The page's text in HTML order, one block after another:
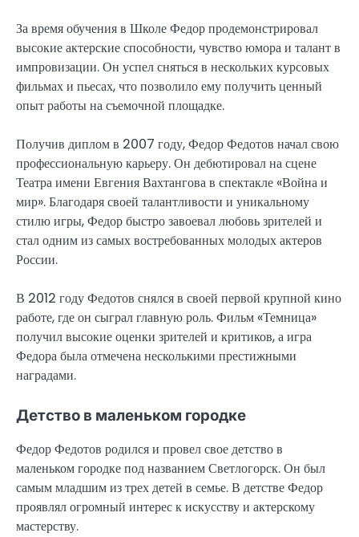
За время обучения в Школе Федор продемонстрировал
высокие актерские способности, чувство юмора и талант в
импровизации. Он успел сняться в нескольких курсовых
фильмах и пьесах, что позволило ему получить ценный
опыт работы на съемочной площадке.
Получив диплом в 2007 году, Федор Федотов начал свою
профессиональную карьеру. Он дебютировал на сцене
Театра имени Евгения Вахтангова в спектакле «Война и
мир». Благодаря своей талантливости и уникальному
стилю игры, Федор быстро завоевал любовь зрителей и
стал одним из самых востребованных молодых актеров
России.
В 2012 году Федотов снялся в своей первой крупной кино
работе, где он сыграл главную роль. Фильм «Темница»
получил высокие оценки зрителей и критиков, а игра
Федора была отмечена несколькими престижными
наградами.
Детство в маленьком городке
Федор Федотов родился и провел свое детство в
маленьком городке под названием Светлогорск. Он был
самым младшим из трех детей в семье. В детстве Федор
проявлял огромный интерес к искусству и актерскому
мастерству.